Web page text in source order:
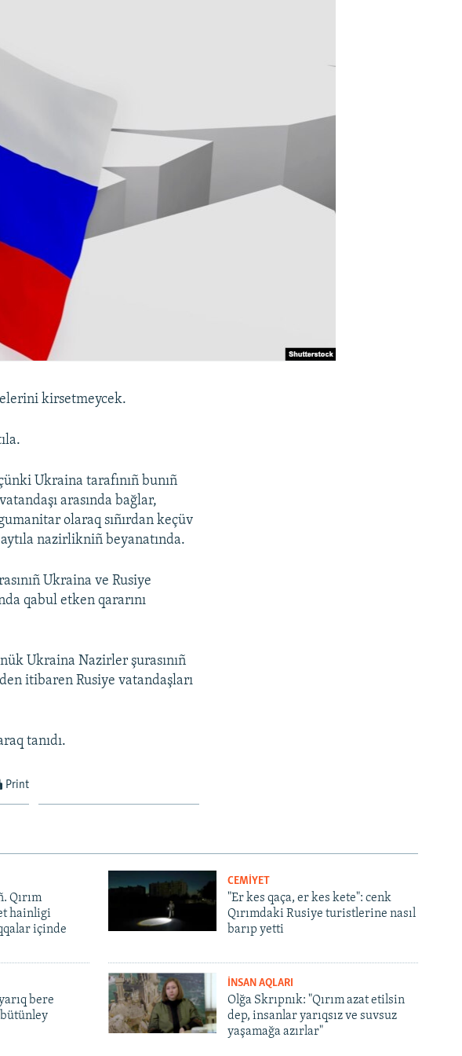
kirsetmeycek.
Ukraina tarafınıñ bunıñ
arasında bağlar,
olaraq sıñırdan keçüv
nazirlikniñ beyanatında.
Ukraina ve Rusiye
qabul etken qararını
Ukraina Nazirler şurasınıñ
itibaren Rusiye vatandaşları
tanıdı.
Print
Qırım
hainligi
içinde
CEMİYET
"Er kes qaça, er kes kete": cenk
Qırımdaki Rusiye turistlerine nasıl
barıp yetti
bere
İNSAN AQLARI
Olğa Skrıpnık: "Qırım azat etilsin
dep, insanlar yarıqsız ve suvsuz
yaşamağa azırlar"